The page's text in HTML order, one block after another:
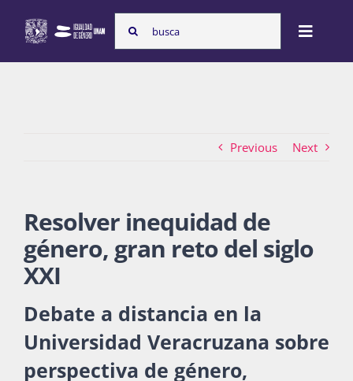
content
Search
for:
Toggle
Programas
Atención de la violencia de género
Cursos
Previous Next
Resolver inequidad de
género, gran reto del siglo
XXI
Debate a distancia en la
Universidad Veracruzana sobre
perspectiva de género,